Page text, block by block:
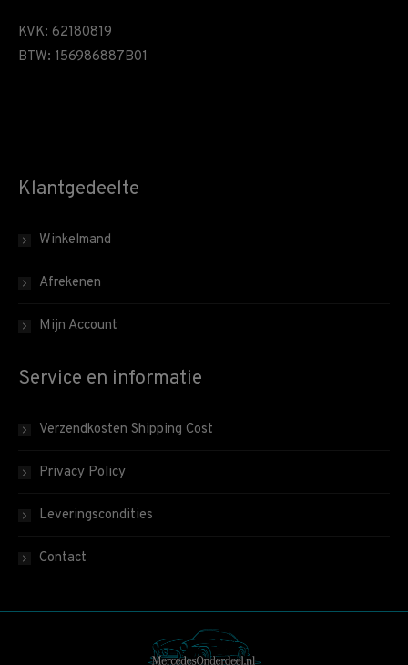
KVK: 62180819
BTW: 156986887B01
Klantgedeelte
Winkelmand
Afrekenen
Mijn Account
Service en informatie
Verzendkosten Shipping Cost
Privacy Policy
Leveringscondities
Contact